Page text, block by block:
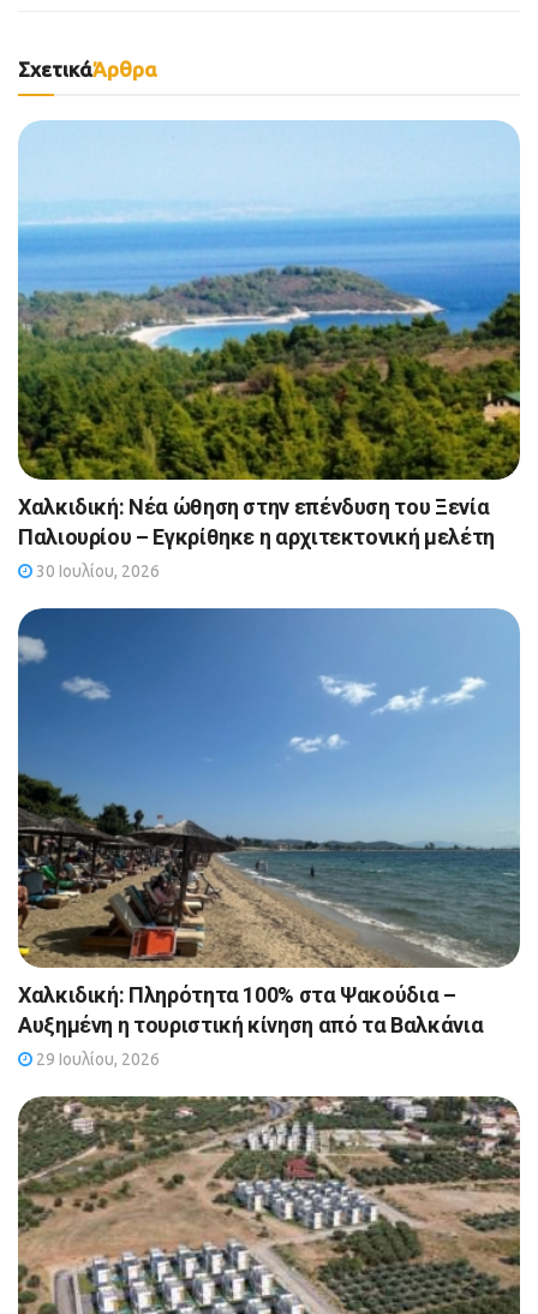
ΣχετικάΆρθρα
Χαλκιδική: Νέα ώθηση στην επένδυση του Ξενία
Παλιουρίου – Εγκρίθηκε η αρχιτεκτονική μελέτη
30 Ιουλίου, 2026
Χαλκιδική: Πληρότητα 100% στα Ψακούδια –
Αυξημένη η τουριστική κίνηση από τα Βαλκάνια
29 Ιουλίου, 2026